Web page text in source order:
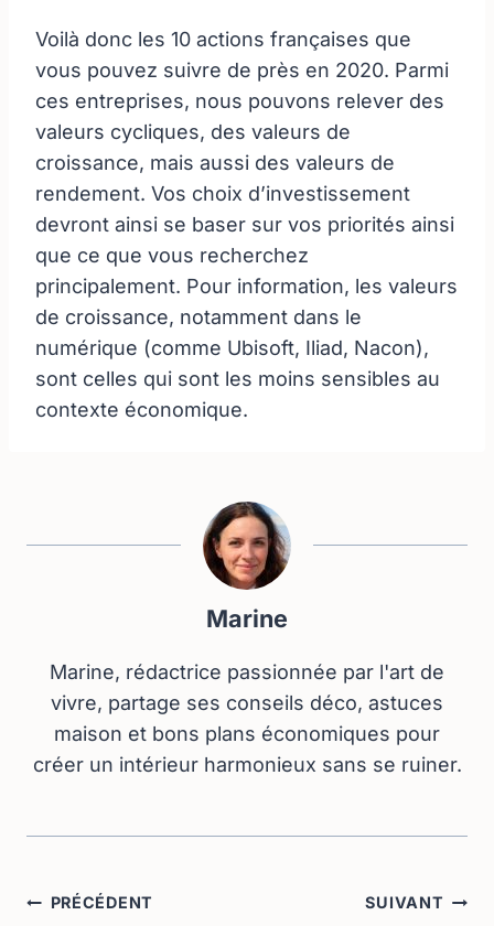
Voilà donc les 10 actions françaises que
vous pouvez suivre de près en 2020. Parmi
ces entreprises, nous pouvons relever des
valeurs cycliques, des valeurs de
croissance, mais aussi des valeurs de
rendement. Vos choix d’investissement
devront ainsi se baser sur vos priorités ainsi
que ce que vous recherchez
principalement. Pour information, les valeurs
de croissance, notamment dans le
numérique (comme Ubisoft, Iliad, Nacon),
sont celles qui sont les moins sensibles au
contexte économique.
Marine
Marine, rédactrice passionnée par l'art de
vivre, partage ses conseils déco, astuces
maison et bons plans économiques pour
créer un intérieur harmonieux sans se ruiner.
Navigation
PRÉCÉDENT SUIVANT